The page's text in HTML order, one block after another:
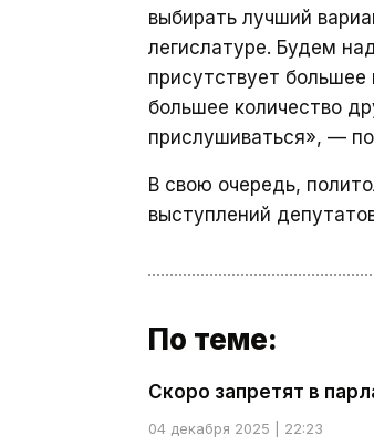
выбирать лучший
легислатуре. Будем
присутствует большее
большее количество
прислушиваться», —
В свою очередь,
выступлений
По теме:
Скоро запретят в
04 декабря 2025 | 22:23